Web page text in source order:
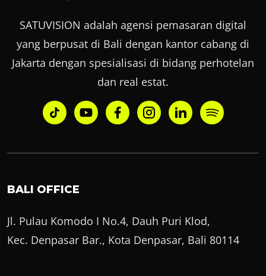
SATUVISION adalah agensi pemasaran digital
yang berpusat di Bali dengan kantor cabang di
Jakarta dengan spesialisasi di bidang perhotelan
dan real estat.
BALI OFFICE
Jl. Pulau Komodo I No.4, Dauh Puri Klod,
Kec. Denpasar Bar., Kota Denpasar, Bali 80114